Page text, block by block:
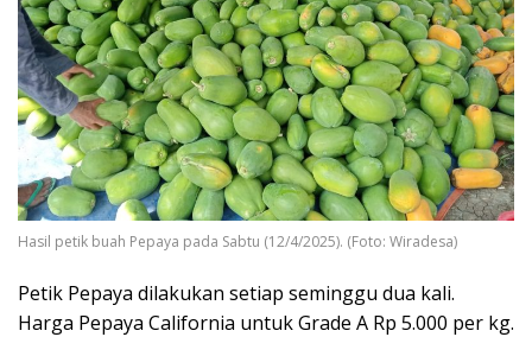
Hasil petik buah Pepaya pada Sabtu (12/4/2025). (Foto: Wiradesa)
Petik Pepaya dilakukan setiap seminggu dua kali.
Harga Pepaya California untuk Grade A Rp 5.000 per kg.